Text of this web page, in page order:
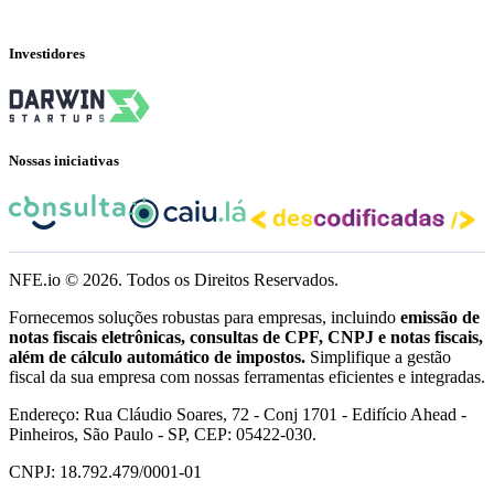
Investidores
Nossas iniciativas
NFE.io © 2026. Todos os Direitos Reservados.
Fornecemos soluções robustas para empresas, incluindo emissão de
notas fiscais eletrônicas, consultas de CPF, CNPJ e notas fiscais,
além de cálculo automático de impostos. Simplifique a gestão
fiscal da sua empresa com nossas ferramentas eficientes e integradas.
Endereço: Rua Cláudio Soares, 72 - Conj 1701 - Edifício Ahead -
Pinheiros, São Paulo - SP, CEP: 05422-030.
CNPJ: 18.792.479/0001-01